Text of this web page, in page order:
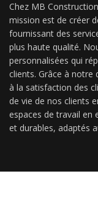
Chez MB
mission est de créer
fournissant des
plus haute qualité.
personnalisées qui
clients. Grâce à notre
à la satisfaction des
de vie de nos clients
espaces de travail en
et durables, adaptés